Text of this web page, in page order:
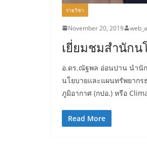
รายวิชา
November 20, 2019
เยี่ยมชมสำนัก
อ.ดร.ณัฐพล อ่อนปาน นำนัก
นโยบายและแผนทรัพยากร
ภูมิอากาศ (กปอ.) หรือ
Read More